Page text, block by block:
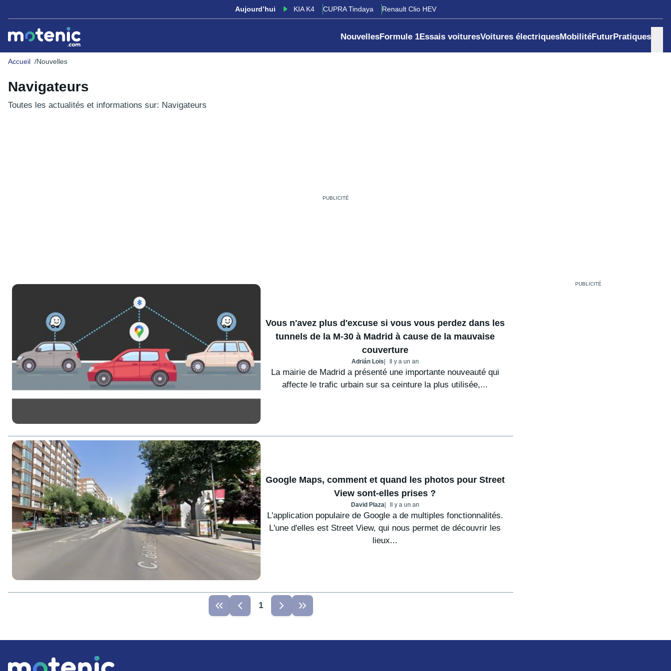
Aujourd’hui KIA K4 CUPRA Tindaya Renault Clio HEV
NouvellesFormule 1Essais voituresVoitures électriquesMobilitéFuturPratiques
Accueil Nouvelles
Navigateurs
Toutes les actualités et informations sur: Navigateurs
Vous n'avez plus d'excuse si vous vous perdez dans les
tunnels de la M-30 à Madrid à cause de la mauvaise
couverture
Adrián Lois Il y a un an
La mairie de Madrid a présenté une importante nouveauté qui
affecte le trafic urbain sur sa ceinture la plus utilisée,...
Google Maps, comment et quand les photos pour Street
View sont-elles prises ?
David Plaza Il y a un an
L'application populaire de Google a de multiples fonctionnalités.
L'une d'elles est Street View, qui nous permet de découvrir les
lieux...
1